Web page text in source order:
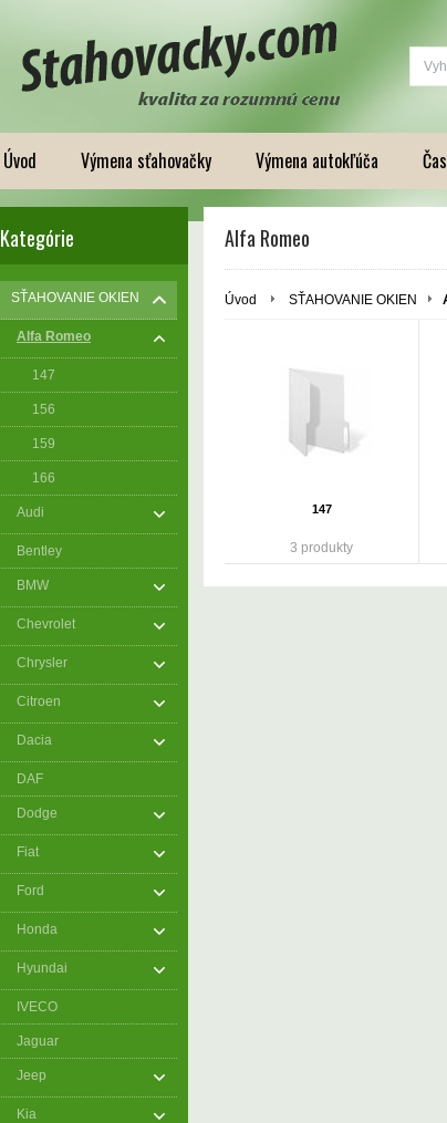
Úvod Výmena sťahovačky Výmena autokľúča
Kategórie
SŤAHOVANIE OKIEN
Alfa Romeo
147
156
159
166
Audi
Bentley
BMW
Chevrolet
Chrysler
Citroen
Dacia
DAF
Dodge
Fiat
Ford
Honda
Hyundai
IVECO
Jaguar
Jeep
Kia
Alfa Romeo
Úvod SŤAHOVANIE OKIEN
147
3 produkty